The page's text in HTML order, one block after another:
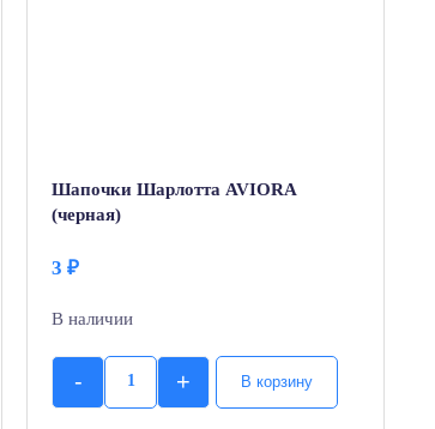
Шапочки Шарлотта AVIORA
(черная)
3₽
В наличии
Quantity
- + В корзину